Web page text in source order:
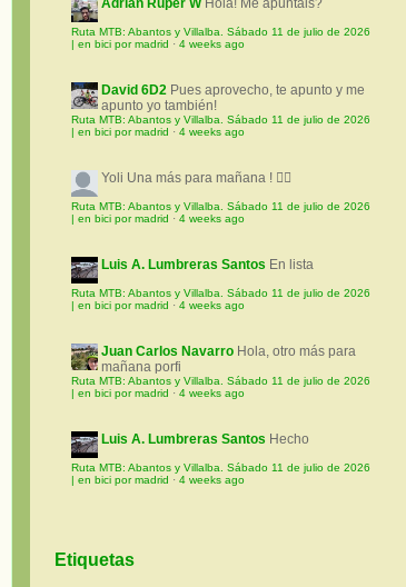
Adrian Ruper W Hola! Me apuntais?
Ruta MTB: Abantos y Villalba. Sábado 11 de julio de 2026
| en bici por madrid · 4 weeks ago
David 6D2 Pues aprovecho, te apunto y me
apunto yo también!
Ruta MTB: Abantos y Villalba. Sábado 11 de julio de 2026
| en bici por madrid · 4 weeks ago
Yoli Una más para mañana ! 🚵‍♀️
Ruta MTB: Abantos y Villalba. Sábado 11 de julio de 2026
| en bici por madrid · 4 weeks ago
Luis A. Lumbreras Santos En lista
Ruta MTB: Abantos y Villalba. Sábado 11 de julio de 2026
| en bici por madrid · 4 weeks ago
Juan Carlos Navarro Hola, otro más para
mañana porfi
Ruta MTB: Abantos y Villalba. Sábado 11 de julio de 2026
| en bici por madrid · 4 weeks ago
Luis A. Lumbreras Santos Hecho
Ruta MTB: Abantos y Villalba. Sábado 11 de julio de 2026
| en bici por madrid · 4 weeks ago
Etiquetas